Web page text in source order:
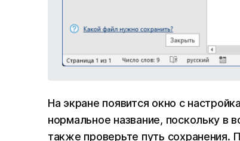
На экране появится окно с
нормальное название, поскольку в
также проверьте путь